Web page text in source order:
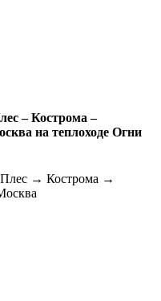
– Кострома –
на теплоходе Огни
→ Кострома →